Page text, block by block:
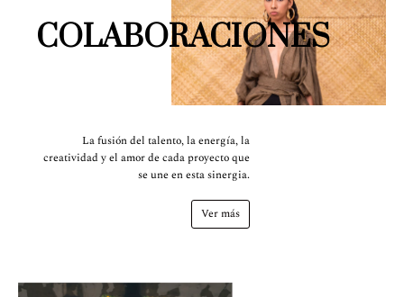
COLABORACIONES
La fusión del talento, la energía, la
creatividad y el amor de cada proyecto que
se une en esta sinergia.
Ver más